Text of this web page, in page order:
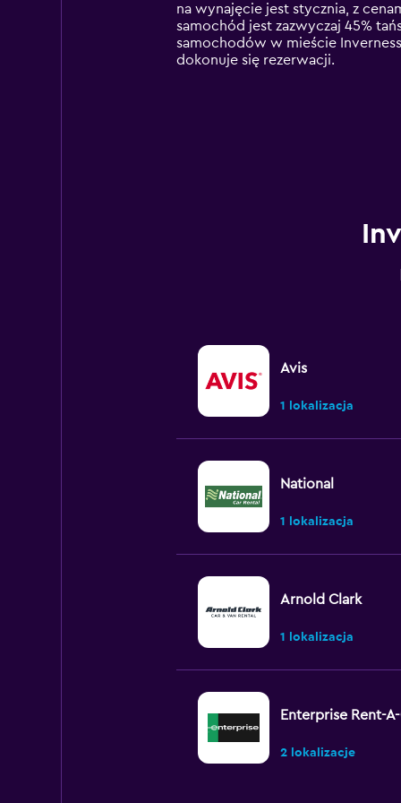
categories.
The
chart
has
na wynajęcie jest stycznia, z
samochód jest zazwyczaj 45%
samochodów w mieście
dokonuje się rezerwacji.
Avis
1 lokalizacja
National
1 lokalizacja
Arnold Clark
1 lokalizacja
Enterprise Rent-
2 lokalizacje